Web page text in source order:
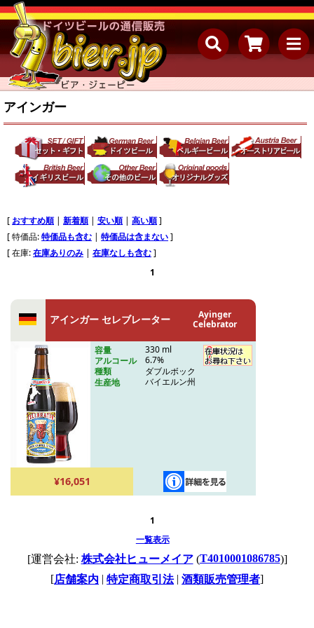
アインガー
[ おすすめ順 | 新着順 | 安い順 | 高い順]
[ 特価品:特価品も含む | 特価品は含まない]
[ 在庫:在庫ありのみ | 在庫なしも含む]
1
アインガー セレブレーター
Ayinger
Celebrator
容量
330 ml
アルコール
6.7%
種類
ダブルボック
生産地
バイエルン州
¥16,051
1
一覧表示
[運営会社: 株式会社ヒューメイア(T4010001086785)]
[店舗案内 | 特定商取引法| 酒類販売管理者]